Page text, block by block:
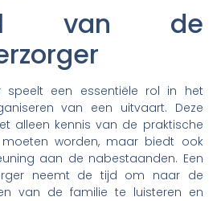
van de
speelt een essentiële rol in het
van een uitvaart. Deze
alleen kennis van de praktische
worden, maar biedt ook
aan de nabestaanden. Een
neemt de tijd om naar de
van de familie te luisteren en